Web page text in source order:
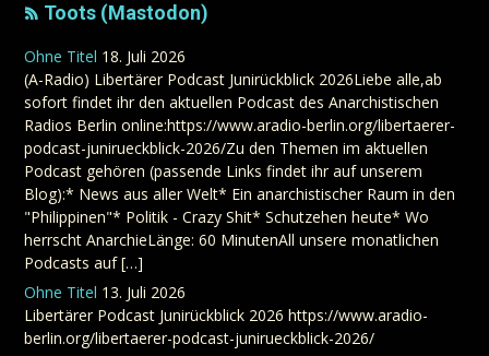
Toots (Mastodon)
Ohne Titel 18. Juli 2026
(A-Radio) Libertärer Podcast Junirückblick 2026Liebe alle,ab
sofort findet ihr den aktuellen Podcast des Anarchistischen
Radios Berlin online:https://www.aradio-berlin.org/libertaerer-
podcast-junirueckblick-2026/Zu den Themen im aktuellen
Podcast gehören (passende Links findet ihr auf unserem
Blog):* News aus aller Welt* Ein anarchistischer Raum in den
"Philippinen"* Politik - Crazy Shit* Schutzehen heute* Wo
herrscht AnarchieLänge: 60 MinutenAll unsere monatlichen
Podcasts auf […]
Ohne Titel 13. Juli 2026
Libertärer Podcast Junirückblick 2026 https://www.aradio-
berlin.org/libertaerer-podcast-junirueckblick-2026/